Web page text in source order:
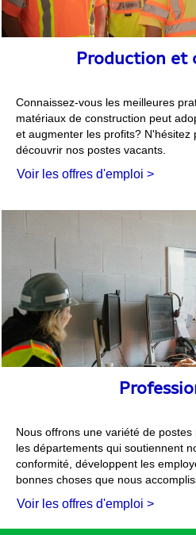
Production et
Connaissez-vous les meilleures
matériaux de construction peut
et augmenter les profits? N'hésitez
découvrir nos postes vacants.
Voir les offres d'emploi >
Nous offrons une variété de
les départements qui soutiennent
conformité, développent les
bonnes choses que nous
Voir les offres d'emploi >